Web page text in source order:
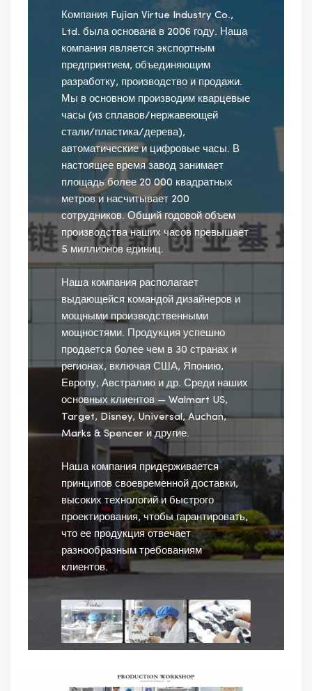
Компания Fujian Virtue Industry Co.,
Ltd. была основана в 2006 году. Наша
компания является экспортным
предприятием, объединяющим
разработку, производство и продажи.
Мы в основном производим кварцевые
часы (из сплавов/нержавеющей
стали/пластика/дерева),
автоматические и цифровые часы. В
настоящее время завод занимает
площадь более 20 000 квадратных
метров и насчитывает 200
сотрудников. Общий годовой объем
производства наших часов превышает
5 миллионов единиц.
Наша компания располагает
выдающейся командой дизайнеров и
мощными производственными
мощностями. Продукция успешно
продается более чем в 30 странах и
регионах, включая США, Японию,
Европу, Австралию и др. Среди наших
основных клиентов — Walmart US,
Target, Disney, Universal, Auchan,
Marks & Spencer и другие.
Наша компания придерживается
принципов своевременной доставки,
высоких технологий и быстрого
проектирования, чтобы гарантировать,
что ее продукция отвечает
разнообразным требованиям
клиентов.